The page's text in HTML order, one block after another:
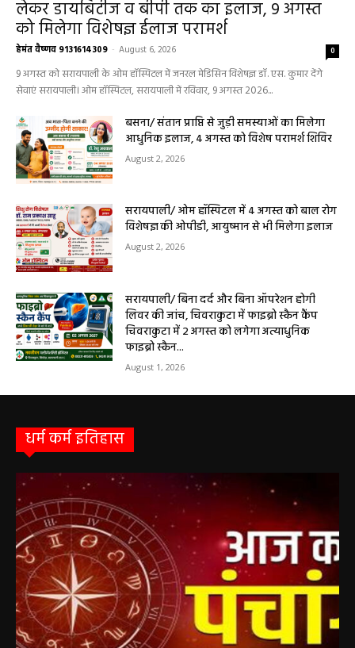
सरायपाली हेमंत वैष्णव 9131614309 - July 31, 2026
हेल्थ प्लस
हेल्थ प्लस
सरायपाली/ ओम हॉस्पिटल सामान्य बीमारियों से
लेकर डायबिटीज व बीपी तक का इलाज, 9 अगस्त
9 अगस्त को सरायपाली के ओम हॉस्पिटल में जनरल मेडिसिन विशेषज्ञ डॉ. एस. कुमार देंगे
सेवाएं सरायपाली। ओम हॉस्पिटल, सरायपाली में रविवार, 9 अगस्त 2026...
बसना/ संतान प्राप्ति से जुड़ी समस्याओं का मिलेगा
आधुनिक इलाज, 4 अगस्त को विशेष परामर्श शिविर
August 2, 2026
सरायपाली/ ओम हॉस्पिटल में 4 अगस्त को बाल रोग
विशेषज्ञ की ओपीडी, आयुष्मान से भी मिलेगा इलाज
August 2, 2026